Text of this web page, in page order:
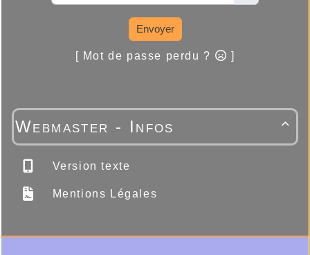
Envoyer
[ Mot de passe perdu ? ]

Webmaster - Infos
Version texte
Mentions Légales